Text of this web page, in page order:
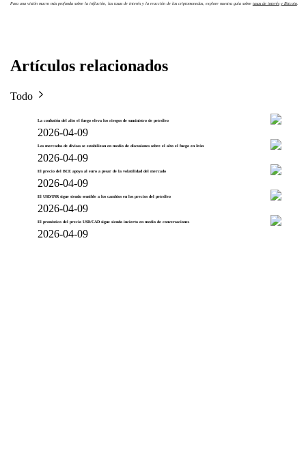
Para una visión macro más profunda sobre la inflación, las tasas de interés y la reacción de las criptomonedas, explore nuestra guía sobre tasas de interés y Bitcoin.
Artículos relacionados
Todo
La confusión del alto el fuego eleva los riesgos de suministro de petróleo
2026-04-09
Los mercados de divisas se estabilizan en medio de discusiones sobre el alto el fuego en Irán
2026-04-09
El precio del BCE apoya al euro a pesar de la volatilidad del mercado
2026-04-09
El USD/INR sigue siendo sensible a los cambios en los precios del petróleo
2026-04-09
El pronóstico del precio USD/CAD sigue siendo incierto en medio de conversaciones
2026-04-09